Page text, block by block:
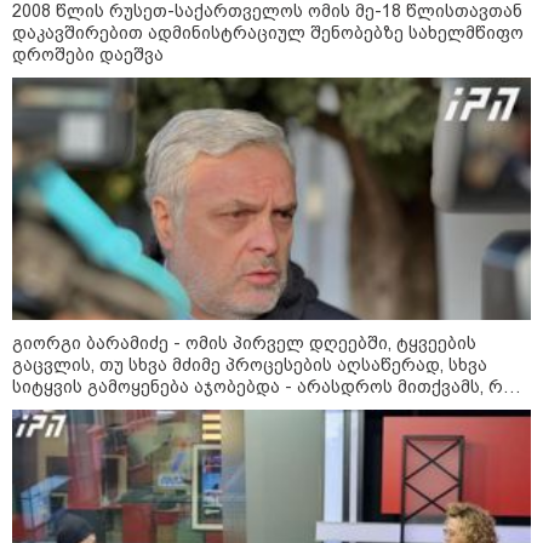
"საქართველოსთვის თქვენზე ნაკლები
მებრძოლის დედა ვატირე!" - რას ამბობს
გიორგი ბარამიძე პროკურატურის
განცხადების შემდეგ
19:05 / 07-08-2026
2008 წლის რუსეთ-საქართველოს ომის მე-18 წლისთავთან
დაკავშირებით ადმინისტრაციულ შენობებზე სახელმწიფო
დროშები დაეშვა
გიორგი ბარამიძე - ომის პირველ დღეებში, ტყვეების
გაცვლის, თუ სხვა მძიმე პროცესების აღსაწერად, სხვა
სიტყვის გამოყენება აჯობებდა - არასდროს მითქვამს, რომ
ჩვენები ხელებაწეულს ან დატყვევებულს "ხვრეტდნენ", ეგ
არასდროს მინახავს და არც რაიმე ფაქტი ვიცი